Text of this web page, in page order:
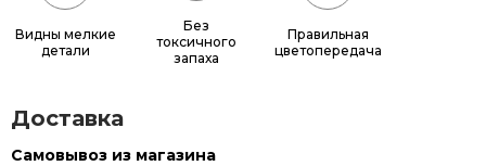
50x70 630 грн.
60x80
Видны мелкие
детали
Без
токсичного
запаха
Правильная
цветопередача
Доставка
Самовывоз из магазина